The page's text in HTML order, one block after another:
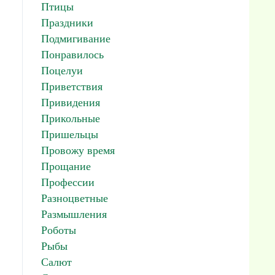
Птицы
Праздники
Подмигивание
Понравилось
Поцелуи
Приветствия
Привидения
Прикольные
Пришельцы
Провожу время
Прощание
Профессии
Разноцветные
Размышления
Роботы
Рыбы
Салют